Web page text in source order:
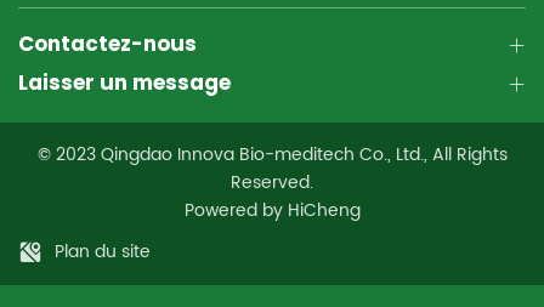
Contactez-nous
Laisser un message
© 2023 Qingdao Innova Bio-meditech Co., Ltd., All Rights
Reserved.
Powered by HiCheng
Plan du site